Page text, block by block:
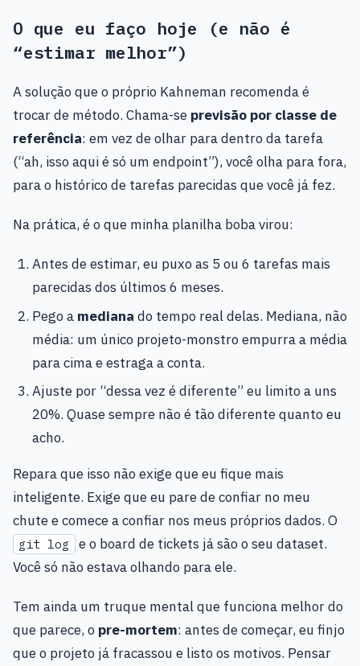
O que eu faço hoje (e não é
“estimar melhor”)
A solução que o próprio Kahneman recomenda é
trocar de método. Chama-se previsão por classe de
referência: em vez de olhar para dentro da tarefa
(“ah, isso aqui é só um endpoint”), você olha para fora,
para o histórico de tarefas parecidas que você já fez.
Na prática, é o que minha planilha boba virou:
Antes de estimar, eu puxo as 5 ou 6 tarefas mais
parecidas dos últimos 6 meses.
Pego a mediana do tempo real delas. Mediana, não
média: um único projeto-monstro empurra a média
para cima e estraga a conta.
Ajuste por “dessa vez é diferente” eu limito a uns
20%. Quase sempre não é tão diferente quanto eu
acho.
Repara que isso não exige que eu fique mais
inteligente. Exige que eu pare de confiar no meu
chute e comece a confiar nos meus próprios dados. O
git log
e o board de tickets já são o seu dataset.
Você só não estava olhando para ele.
Tem ainda um truque mental que funciona melhor do
que parece, o pre-mortem: antes de começar, eu finjo
que o projeto já fracassou e listo os motivos. Pensar